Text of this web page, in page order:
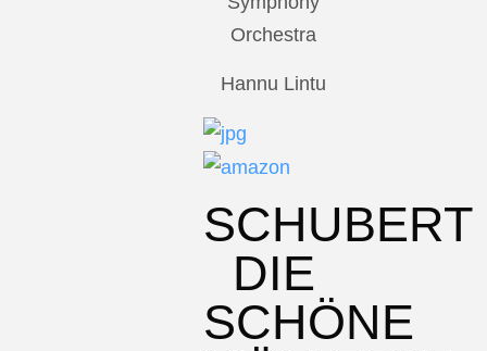
Orchestra
Hannu Lintu
SCHUBERT
DIE
SCHÖNE